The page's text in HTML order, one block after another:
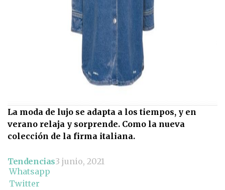
La moda de lujo se adapta a los tiempos, y en
verano relaja y sorprende. Como la nueva
colección de la firma italiana.
Tendencias3 junio, 2021
Whatsapp
Twitter